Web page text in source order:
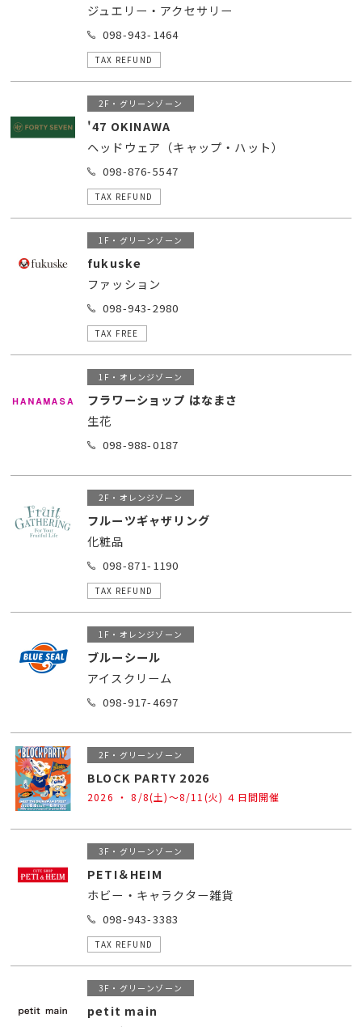
ジュエリー・アクセサリー
098-943-1464
TAX REFUND
2F・グリーンゾーン
'47 OKINAWA
ヘッドウェア（キャップ・ハット）
098-876-5547
TAX REFUND
1F・グリーンゾーン
fukuske
ファッション
098-943-2980
TAX FREE
1F・オレンジゾーン
フラワーショップ はなまさ
生花
098-988-0187
2F・オレンジゾーン
フルーツギャザリング
化粧品
098-871-1190
TAX REFUND
1F・オレンジゾーン
ブルーシール
アイスクリーム
098-917-4697
2F・グリーンゾーン
BLOCK PARTY 2026
2026 ・ 8/8(土)〜8/11(火) ４日間開催
3F・グリーンゾーン
PETI＆HEIM
ホビー・キャラクター雑貨
098-943-3383
TAX REFUND
3F・グリーンゾーン
petit main